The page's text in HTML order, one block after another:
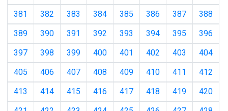
381
382 383 384 385 386 387
388
389
390 391 392 393 394 395
396
397
398 399 400 401 402 403
404
405
406 407 408 409 410 411
412
413
414 415 416 417 418 419
420